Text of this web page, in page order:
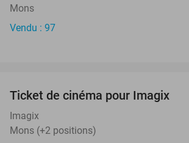
Mons
Vendu : 97
Ticket de cinéma pour Imagix
Imagix
Mons (+2 positions)